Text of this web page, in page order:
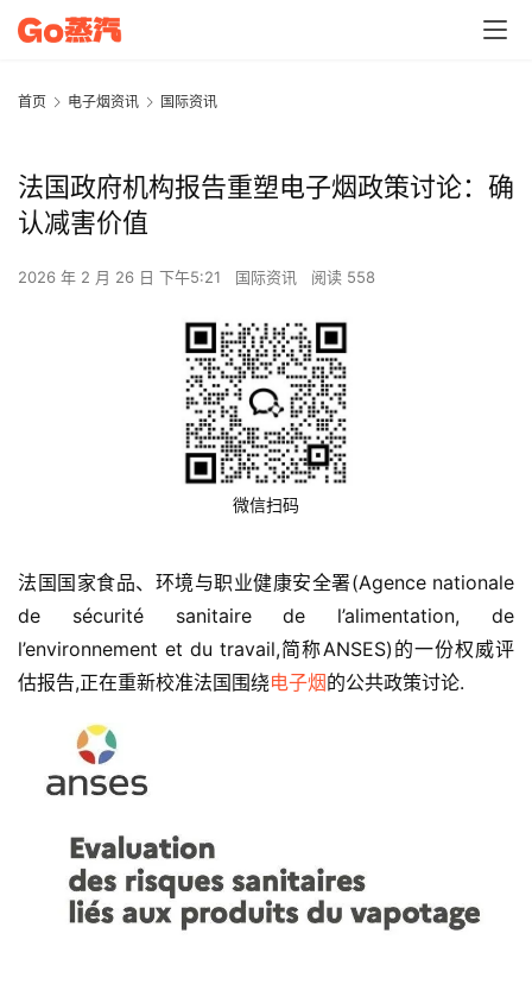
首页 电子烟资讯 国际资讯
法国政府机构报告重塑电子烟政策讨论：确
认减害价值
2026 年 2 月 26 日 下午5:21 国际资讯 阅读 558
微信扫码
法国国家食品、环境与职业健康安全署(Agence nationale
de sécurité sanitaire de l’alimentation, de
l’environnement et du travail,简称ANSES)的一份权威评
估报告,正在重新校准法国围绕电子烟的公共政策讨论.